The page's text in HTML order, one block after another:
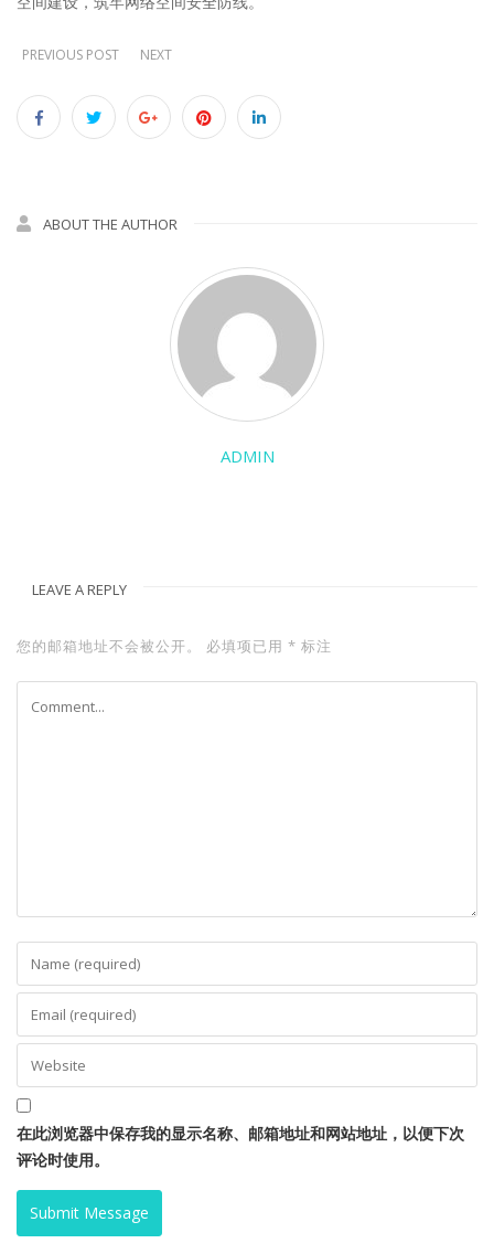
PREVIOUS POST NEXT
ABOUT THE AUTHOR
ADMIN
LEAVE A REPLY
您的邮箱地址不会被公开。 必填项已用 * 标注
在此浏览器中保存我的显示名称、邮箱地址和网站地址，以便下次
评论时使用。